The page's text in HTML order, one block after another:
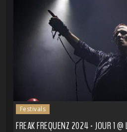
Festivals
FREAK FREQUENZ 2024 - JOUR 1 @